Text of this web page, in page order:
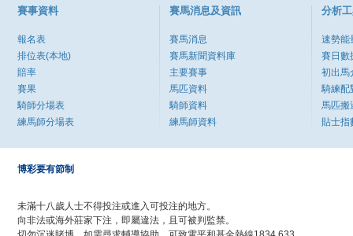
賽事資料
報名表
排位表(本地)
賠率
賽果
騎師分場表
練馬師分場表
賽馬消息及資訊
賽馬消息
賽馬新聞資料庫
主要賽事
馬匹資料
騎師資料
練馬師資料
分析
速勢能
賽日數
初出馬
騎練配
馬匹搬
貼士指
博彩要有節制
未滿十八歲人士不得投注或進入可投注的地方。
向非法或海外莊家下注，即屬違法，且可被判監禁。